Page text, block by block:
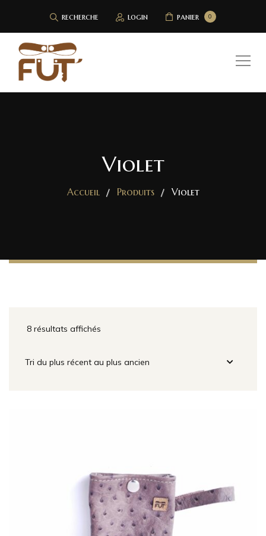
recherche login 0
panier
Violet
Accueil Produits Violet
8 résultats affichés